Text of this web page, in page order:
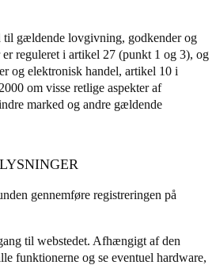
til gældende lovgivning, godkender og
reguleret i artikel 27 (punkt 1 og 3), og
og elektronisk handel, artikel 10 i
om visse retlige aspekter af
marked og andre gældende
gennemføre registreringen på
til webstedet. Afhængigt af den
funktionerne og se eventuel hardware,